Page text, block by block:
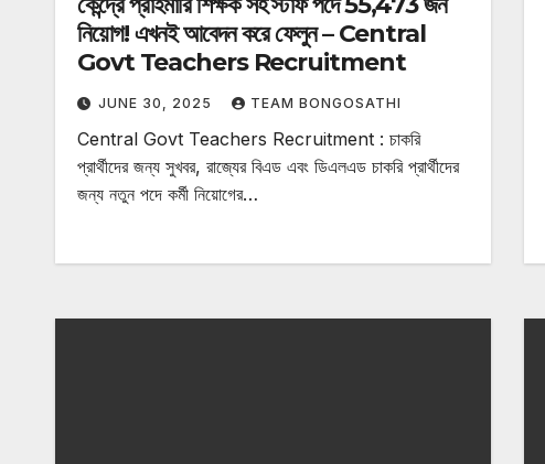
নিয়োগ! এখনই আবেদন করে ফেলুন – Central
Govt Teachers Recruitment
JUNE 30, 2025 TEAM BONGOSATHI
Central Govt Teachers Recruitment : চাকরি
প্রার্থীদের জন্য সুখবর, রাজ্যের বিএড এবং ডিএলএড চাকরি প্রার্থীদের
জন্য নতুন পদে কর্মী নিয়োগের…